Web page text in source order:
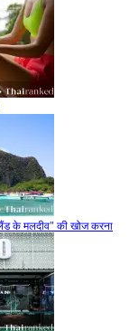
के मलदीव" की खोज करना